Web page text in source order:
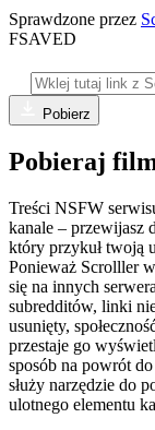
Sprawdzone przez
FSAVED
Pobierz
Pobieraj
Treści NSFW
kanale – przewijasz
który przykuł twoją
Ponieważ Scrolller
się na innych
subredditów, linki
usunięty,
przestaje go
sposób na powrót
służy narzędzie do
ulotnego elementu